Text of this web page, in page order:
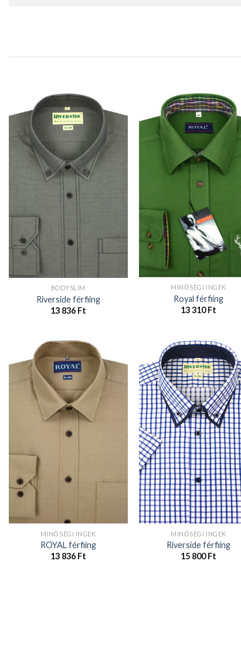
BODYSLIM
Riverside férfiing
13 836 Ft
MINŐSÉGI INGEK
Royal férfiing
13 310Ft
MINŐSÉGI INGEK
ROYAL férfiing
13 836 Ft
MINŐSÉGI INGEK
Riverside férfiing
15 800Ft